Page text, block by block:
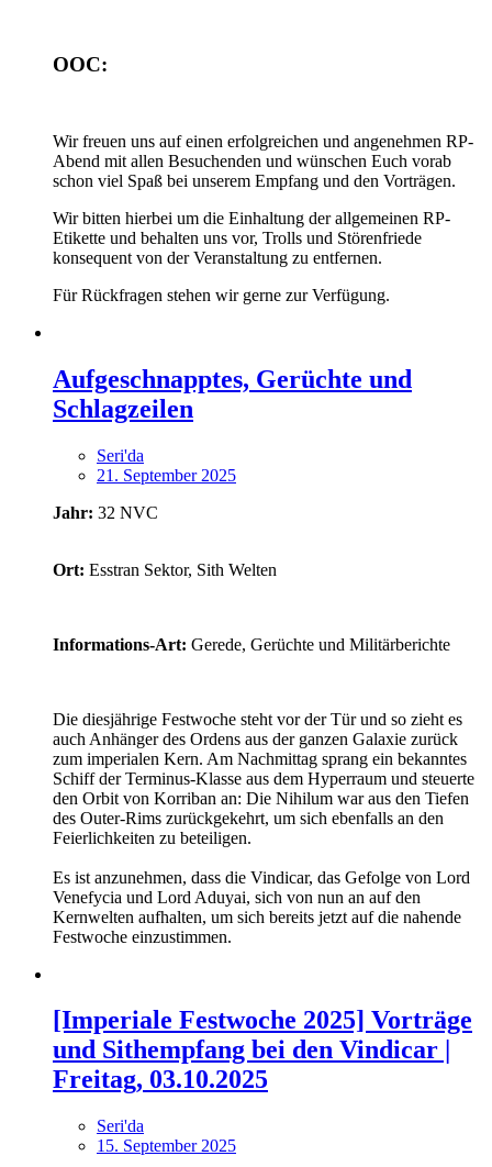
OOC:
Wir freuen uns auf einen erfolgreichen und angenehmen RP-
Abend mit allen Besuchenden und wünschen Euch vorab
schon viel Spaß bei unserem Empfang und den Vorträgen.
Wir bitten hierbei um die Einhaltung der allgemeinen RP-
Etikette und behalten uns vor, Trolls und Störenfriede
konsequent von der Veranstaltung zu entfernen.
Für Rückfragen stehen wir gerne zur Verfügung.
Aufgeschnapptes, Gerüchte und
Schlagzeilen
Seri'da
21. September 2025
Jahr: 32 NVC
Ort: Esstran Sektor, Sith Welten
Informations-Art: Gerede, Gerüchte und Militärberichte
Die diesjährige Festwoche steht vor der Tür und so zieht es
auch Anhänger des Ordens aus der ganzen Galaxie zurück
zum imperialen Kern. Am Nachmittag sprang ein bekanntes
Schiff der Terminus-Klasse aus dem Hyperraum und steuerte
den Orbit von Korriban an: Die Nihilum war aus den Tiefen
des Outer-Rims zurückgekehrt, um sich ebenfalls an den
Feierlichkeiten zu beteiligen.
Es ist anzunehmen, dass die Vindicar, das Gefolge von Lord
Venefycia und Lord Aduyai, sich von nun an auf den
Kernwelten aufhalten, um sich bereits jetzt auf die nahende
Festwoche einzustimmen.
[Imperiale Festwoche 2025] Vorträge
und Sithempfang bei den Vindicar |
Freitag, 03.10.2025
Seri'da
15. September 2025